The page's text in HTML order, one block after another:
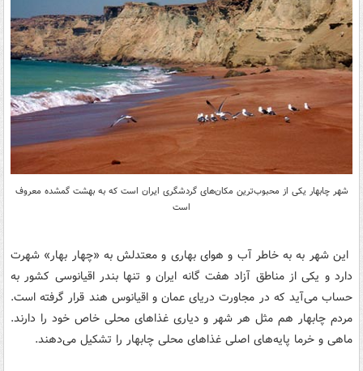
شهر چابهار یکی از محبوب‌ترین مکان‌های گردشگری ایران است که به بهشت گمشده معروف
است
این شهر به به خاطر آب و هوای بهاری و معتدلش به «چهار بهار» شهرت
دارد و یکی از مناطق آزاد هفت گانه ایران و تنها بندر اقیانوسی کشور به
حساب می‌آید که در مجاورت دریای عمان و اقیانوس هند قرار گرفته است.
مردم چابهار هم مثل هر شهر و دیاری غذاهای محلی خاص خود را دارند.
ماهی و خرما پایه‌های اصلی غذاهای محلی چابهار را تشکیل می‌دهند.